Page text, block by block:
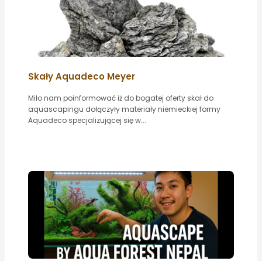
Skały Aquadeco Meyer
Miło nam poinformować iż do bogatej oferty skał do
aquascapingu dołączyły materiały niemieckiej formy
Aquadeco specjalizującej się w...